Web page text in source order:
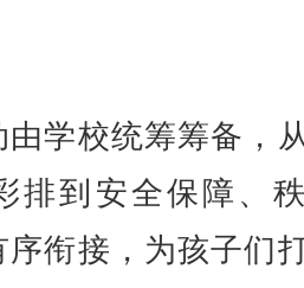
学校统筹筹备，
排到安全保障、
衔接，为孩子们